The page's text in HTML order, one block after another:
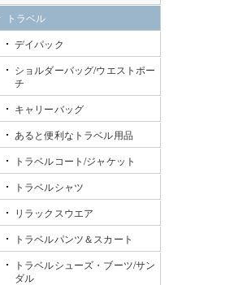
トラベル
デイパック
ショルダーバッグ/ウエストポー
チ
キャリーバッグ
あると便利なトラベル用品
トラベルコート/ジャケット
トラベルシャツ
リラックスウエア
トラベルパンツ＆スカート
トラベルシューズ・ブーツ/サン
ダル